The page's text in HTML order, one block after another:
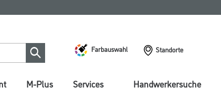
Farbauswahl
Standorte
M-Plus Services Handwerkersuche